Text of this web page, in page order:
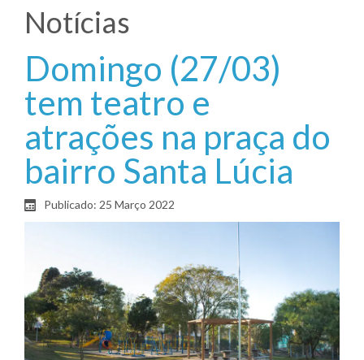
Notícias
Domingo (27/03)
tem teatro e
atrações na praça do
bairro Santa Lúcia
Publicado: 25 Março 2022